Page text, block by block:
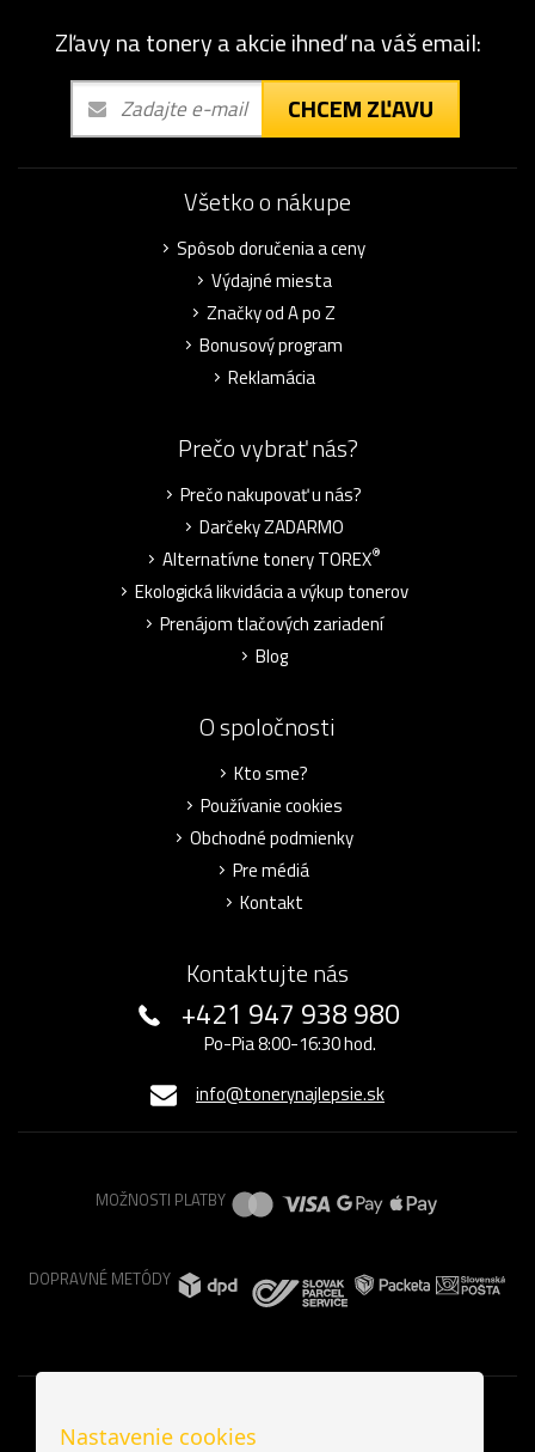
Zľavy na tonery a akcie ihneď na váš email:
CHCEM ZĽAVU
Všetko o nákupe
Spôsob doručenia a ceny
Výdajné miesta
Značky od A po Z
Bonusový program
Reklamácia
Prečo vybrať nás?
Prečo nakupovať u nás?
Darčeky ZADARMO
Alternatívne tonery TOREX®
Ekologická likvidácia a výkup tonerov
Prenájom tlačových zariadení
Blog
O spoločnosti
Kto sme?
Používanie cookies
Obchodné podmienky
Pre médiá
Kontakt
Kontaktujte nás
+421 947 938 980
Po-Pia 8:00-16:30 hod.
info@tonerynajlepsie.sk
MOŽNOSTI PLATBY
DOPRAVNÉ METÓDY
Nastavenie cookies